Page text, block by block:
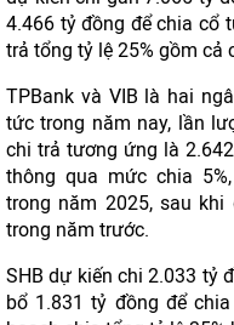
4.466 tỷ đồng để chia cổ
trả tổng tỷ lệ 25% gồm cả
TPBank và VIB là hai
tức trong năm nay, lần
chi trả tương ứng là
thông qua mức chia
trong năm 2025, sau
trong năm trước.
SHB dự kiến chi 2.033 tỷ
bổ 1.831 tỷ đồng để